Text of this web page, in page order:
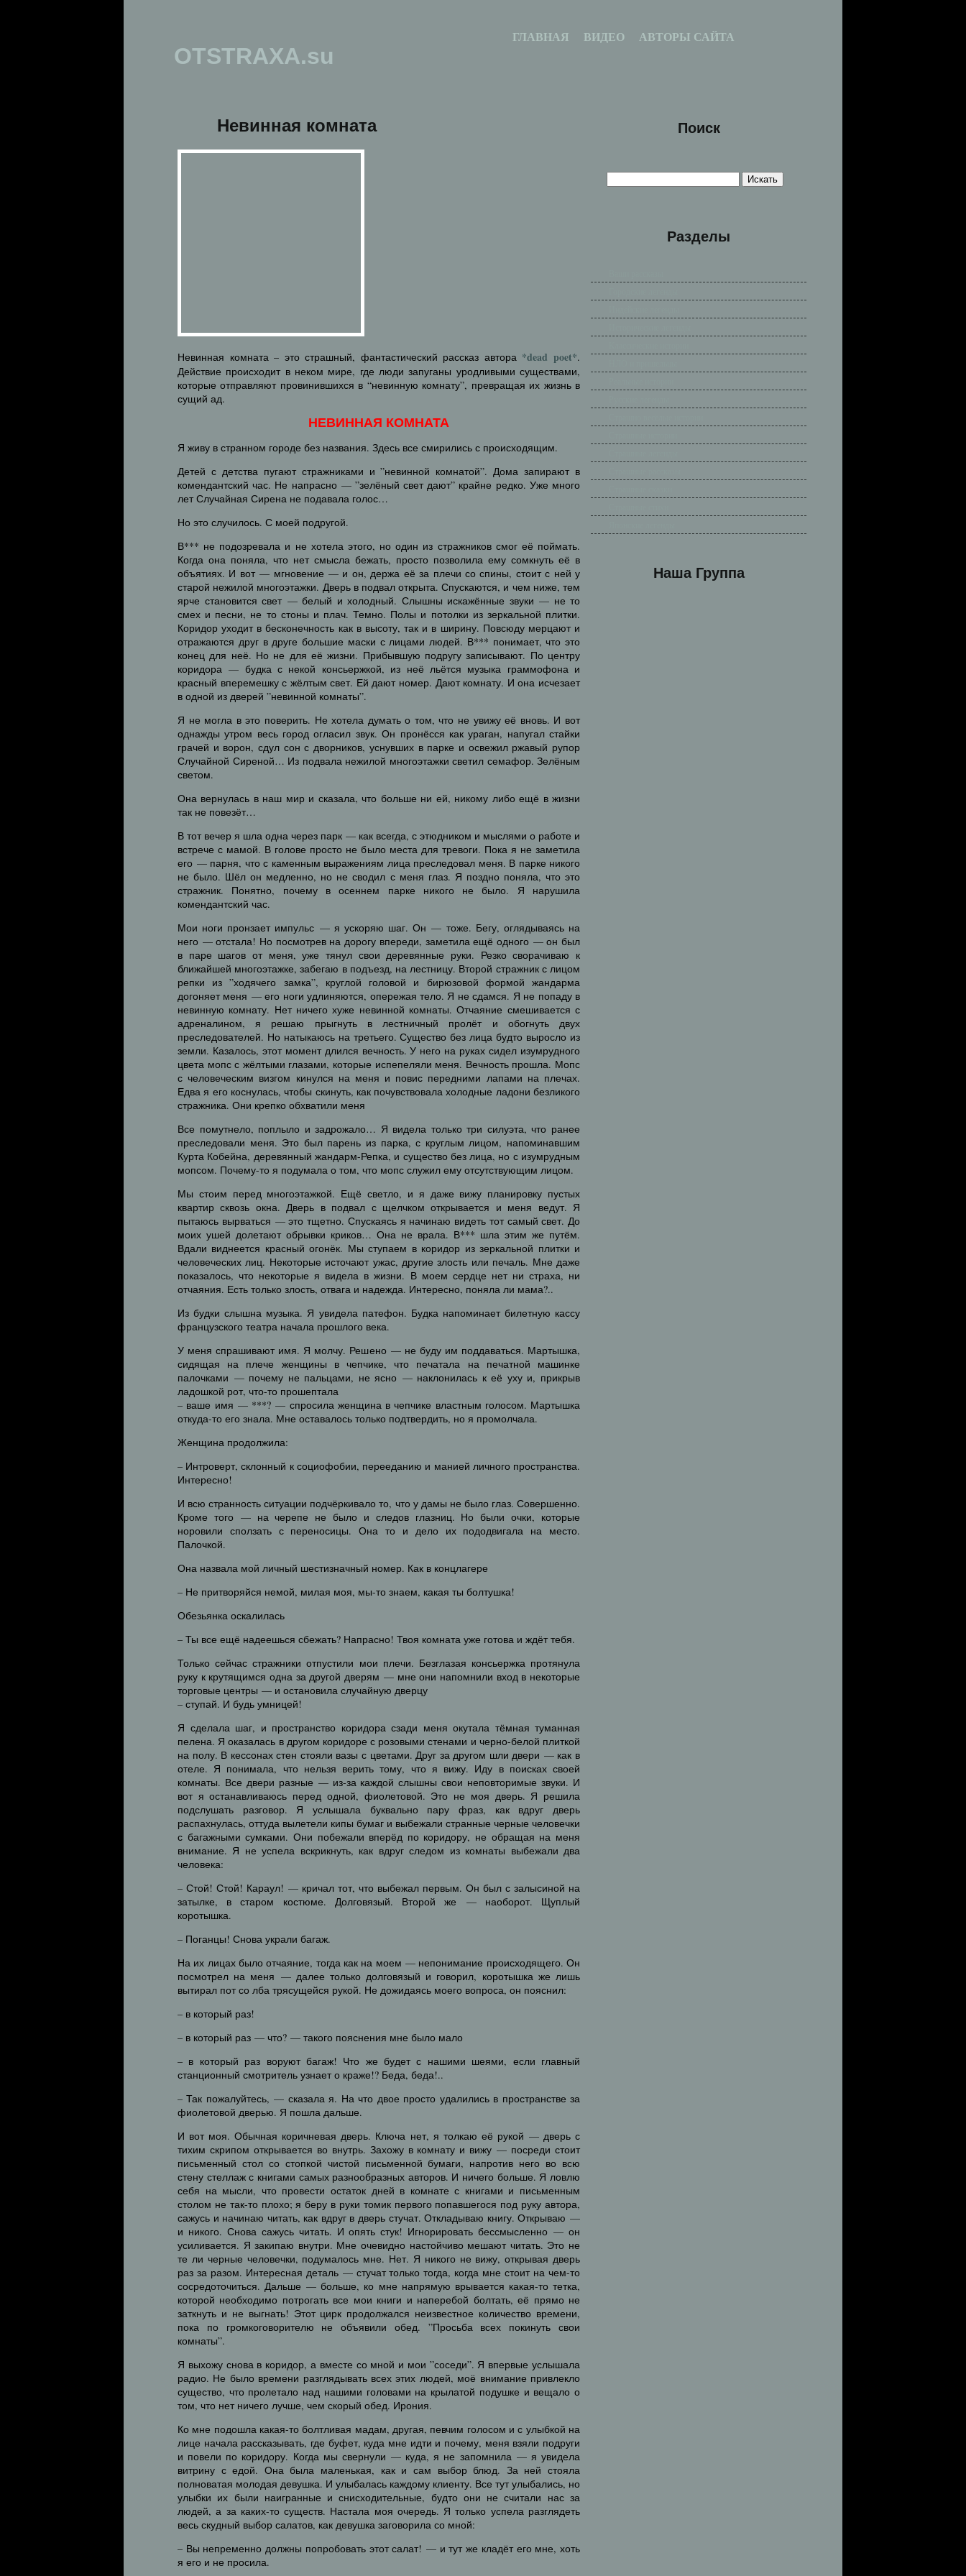
OTSTRAXA.su
ГЛАВНАЯ ВИДЕО АВТОРЫ САЙТА
Невинная комната
Невинная комната – это страшный, фантастический рассказ автора *dead poet*.
Действие происходит в неком мире, где люди запуганы уродливыми существами,
которые отправляют провинившихся в “невинную комнату”, превращая их жизнь в
сущий ад.
НЕВИННАЯ КОМНАТА
Я живу в странном городе без названия. Здесь все смирились с происходящим.
Детей с детства пугают стражниками и ”невинной комнатой”. Дома запирают в
комендантский час. Не напрасно — ”зелёный свет дают” крайне редко. Уже много
лет Случайная Сирена не подавала голос…
Но это случилось. С моей подругой.
В*** не подозревала и не хотела этого, но один из стражников смог её поймать.
Когда она поняла, что нет смысла бежать, просто позволила ему сомкнуть её в
объятиях. И вот — мгновение — и он, держа её за плечи со спины, стоит с ней у
старой нежилой многоэтажки. Дверь в подвал открыта. Спускаются, и чем ниже, тем
ярче становится свет — белый и холодный. Слышны искажённые звуки — не то
смех и песни, не то стоны и плач. Темно. Полы и потолки из зеркальной плитки.
Коридор уходит в бесконечность как в высоту, так и в ширину. Повсюду мерцают и
отражаются друг в друге большие маски с лицами людей. В*** понимает, что это
конец для неё. Но не для её жизни. Прибывшую подругу записывают. По центру
коридора — будка с некой консьержкой, из неё льётся музыка граммофона и
красный вперемешку с жёлтым свет. Ей дают номер. Дают комнату. И она исчезает
в одной из дверей ”невинной комнаты”.
Я не могла в это поверить. Не хотела думать о том, что не увижу её вновь. И вот
однажды утром весь город огласил звук. Он пронёсся как ураган, напугал стайки
грачей и ворон, сдул сон с дворников, уснувших в парке и освежил ржавый рупор
Случайной Сиреной… Из подвала нежилой многоэтажки светил семафор. Зелёным
светом.
Она вернулась в наш мир и сказала, что больше ни ей, никому либо ещё в жизни
так не повезёт…
В тот вечер я шла одна через парк — как всегда, с этюдником и мыслями о работе и
встрече с мамой. В голове просто не было места для тревоги. Пока я не заметила
его — парня, что с каменным выражениям лица преследовал меня. В парке никого
не было. Шёл он медленно, но не сводил с меня глаз. Я поздно поняла, что это
стражник. Понятно, почему в осеннем парке никого не было. Я нарушила
комендантский час.
Мои ноги пронзает импульс — я ускоряю шаг. Он — тоже. Бегу, оглядываясь на
него — отстала! Но посмотрев на дорогу впереди, заметила ещё одного — он был
в паре шагов от меня, уже тянул свои деревянные руки. Резко сворачиваю к
ближайшей многоэтажке, забегаю в подъезд, на лестницу. Второй стражник с лицом
репки из ”ходячего замка”, круглой головой и бирюзовой формой жандарма
догоняет меня — его ноги удлиняются, опережая тело. Я не сдамся. Я не попаду в
невинную комнату. Нет ничего хуже невинной комнаты. Отчаяние смешивается с
адреналином, я решаю прыгнуть в лестничный пролёт и обогнуть двух
преследователей. Но натыкаюсь на третьего. Существо без лица будто выросло из
земли. Казалось, этот момент длился вечность. У него на руках сидел изумрудного
цвета мопс с жёлтыми глазами, которые испепеляли меня. Вечность прошла. Мопс
с человеческим визгом кинулся на меня и повис передними лапами на плечах.
Едва я его коснулась, чтобы скинуть, как почувствовала холодные ладони безликого
стражника. Они крепко обхватили меня
Все помутнело, поплыло и задрожало… Я видела только три силуэта, что ранее
преследовали меня. Это был парень из парка, с круглым лицом, напоминавшим
Курта Кобейна, деревянный жандарм-Репка, и существо без лица, но с изумрудным
мопсом. Почему-то я подумала о том, что мопс служил ему отсутствующим лицом.
Мы стоим перед многоэтажкой. Ещё светло, и я даже вижу планировку пустых
квартир сквозь окна. Дверь в подвал с щелчком открывается и меня ведут. Я
пытаюсь вырваться — это тщетно. Спускаясь я начинаю видеть тот самый свет. До
моих ушей долетают обрывки криков… Она не врала. В*** шла этим же путём.
Вдали виднеется красный огонёк. Мы ступаем в коридор из зеркальной плитки и
человеческих лиц. Некоторые источают ужас, другие злость или печаль. Мне даже
показалось, что некоторые я видела в жизни. В моем сердце нет ни страха, ни
отчаяния. Есть только злость, отвага и надежда. Интересно, поняла ли мама?..
Из будки слышна музыка. Я увидела патефон. Будка напоминает билетную кассу
французского театра начала прошлого века.
У меня спрашивают имя. Я молчу. Решено — не буду им поддаваться. Мартышка,
сидящая на плече женщины в чепчике, что печатала на печатной машинке
палочками — почему не пальцами, не ясно — наклонилась к её уху и, прикрыв
ладошкой рот, что-то прошептала
– ваше имя — ***? — спросила женщина в чепчике властным голосом. Мартышка
откуда-то его знала. Мне оставалось только подтвердить, но я промолчала.
Женщина продолжила:
– Интроверт, склонный к социофобии, перееданию и манией личного пространства.
Интересно!
И всю странность ситуации подчёркивало то, что у дамы не было глаз. Совершенно.
Кроме того — на черепе не было и следов глазниц. Но были очки, которые
норовили сползать с переносицы. Она то и дело их пододвигала на место.
Палочкой.
Она назвала мой личный шестизначный номер. Как в концлагере
– Не притворяйся немой, милая моя, мы-то знаем, какая ты болтушка!
Обезьянка оскалилась
– Ты все ещё надеешься сбежать? Напрасно! Твоя комната уже готова и ждёт тебя.
Только сейчас стражники отпустили мои плечи. Безглазая консьержка протянула
руку к крутящимся одна за другой дверям — мне они напомнили вход в некоторые
торговые центры — и остановила случайную дверцу
– ступай. И будь умницей!
Я сделала шаг, и пространство коридора сзади меня окутала тёмная туманная
пелена. Я оказалась в другом коридоре с розовыми стенами и черно-белой плиткой
на полу. В кессонах стен стояли вазы с цветами. Друг за другом шли двери — как в
отеле. Я понимала, что нельзя верить тому, что я вижу. Иду в поисках своей
комнаты. Все двери разные — из-за каждой слышны свои неповторимые звуки. И
вот я останавливаюсь перед одной, фиолетовой. Это не моя дверь. Я решила
подслушать разговор. Я услышала буквально пару фраз, как вдруг дверь
распахнулась, оттуда вылетели кипы бумаг и выбежали странные черные человечки
с багажными сумками. Они побежали вперёд по коридору, не обращая на меня
внимание. Я не успела вскрикнуть, как вдруг следом из комнаты выбежали два
человека:
– Стой! Стой! Караул! — кричал тот, что выбежал первым. Он был с залысиной на
затылке, в старом костюме. Долговязый. Второй же — наоборот. Щуплый
коротышка.
– Поганцы! Снова украли багаж.
На их лицах было отчаяние, тогда как на моем — непонимание происходящего. Он
посмотрел на меня — далее только долговязый и говорил, коротышка же лишь
вытирал пот со лба трясущейся рукой. Не дожидаясь моего вопроса, он пояснил:
– в который раз!
– в который раз — что? — такого пояснения мне было мало
– в который раз воруют багаж! Что же будет с нашими шеями, если главный
станционный смотритель узнает о краже!? Беда, беда!..
– Так пожалуйтесь, — сказала я. На что двое просто удалились в пространстве за
фиолетовой дверью. Я пошла дальше.
И вот моя. Обычная коричневая дверь. Ключа нет, я толкаю её рукой — дверь с
тихим скрипом открывается во внутрь. Захожу в комнату и вижу — посреди стоит
письменный стол со стопкой чистой письменной бумаги, напротив него во всю
стену стеллаж с книгами самых разнообразных авторов. И ничего больше. Я ловлю
себя на мысли, что провести остаток дней в комнате с книгами и письменным
столом не так-то плохо; я беру в руки томик первого попавшегося под руку автора,
сажусь и начинаю читать, как вдруг в дверь стучат. Откладываю книгу. Открываю —
и никого. Снова сажусь читать. И опять стук! Игнорировать бессмысленно — он
усиливается. Я закипаю внутри. Мне очевидно настойчиво мешают читать. Это не
те ли черные человечки, подумалось мне. Нет. Я никого не вижу, открывая дверь
раз за разом. Интересная деталь — стучат только тогда, когда мне стоит на чем-то
сосредоточиться. Дальше — больше, ко мне напрямую врывается какая-то тетка,
которой необходимо потрогать все мои книги и наперебой болтать, её прямо не
заткнуть и не выгнать! Этот цирк продолжался неизвестное количество времени,
пока по громкоговорителю не объявили обед. ”Просьба всех покинуть свои
комнаты”.
Я выхожу снова в коридор, а вместе со мной и мои ”соседи”. Я впервые услышала
радио. Не было времени разглядывать всех этих людей, моё внимание привлекло
существо, что пролетало над нашими головами на крылатой подушке и вещало о
том, что нет ничего лучше, чем скорый обед. Ирония.
Ко мне подошла какая-то болтливая мадам, другая, певчим голосом и с улыбкой на
лице начала рассказывать, где буфет, куда мне идти и почему, меня взяли подруги
и повели по коридору. Когда мы свернули — куда, я не запомнила — я увидела
витрину с едой. Она была маленькая, как и сам выбор блюд. За ней стояла
полноватая молодая девушка. И улыбалась каждому клиенту. Все тут улыбались, но
улыбки их были наигранные и снисходительные, будто они не считали нас за
людей, а за каких-то существ. Настала моя очередь. Я только успела разглядеть
весь скудный выбор салатов, как девушка заговорила со мной:
– Вы непременно должны попробовать этот салат! — и тут же кладёт его мне, хоть
я его и не просила.
Поиск
Разделы
Наша Группа